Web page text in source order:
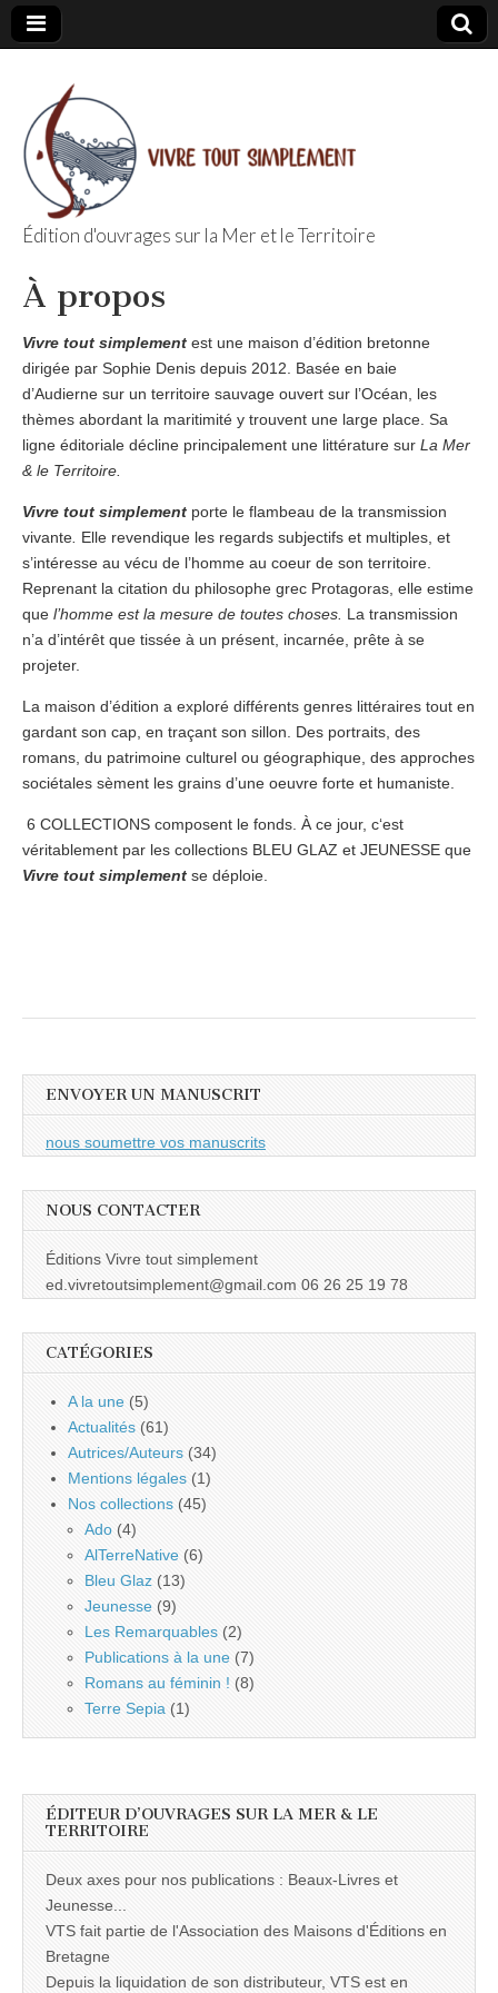
Editions Vivre
Tout
Simplement
Édition d'ouvrages sur la Mer et le Territoire
À propos
Vivre tout simplement est une maison d’édition bretonne
dirigée par Sophie Denis depuis 2012. Basée en baie
d’Audierne sur un territoire sauvage ouvert sur l’Océan, les
thèmes abordant la maritimité y trouvent une large place. Sa
ligne éditoriale décline principalement une littérature sur La Mer
& le Territoire.
Vivre tout simplement porte le flambeau de la transmission
vivante Elle revendique les regards subjectifs et multiples, et
s’intéresse au vécu de l’homme au coeur de son territoire.
Reprenant la citation du philosophe grec Protagoras, elle estime
que l’homme est la mesure de toutes choses. La transmission
n’a d’intérêt que tissée à un présent, incarnée, prête à se
projeter.
La maison d’édition a exploré différents genres littéraires tout en
gardant son cap, en traçant son sillon. Des portraits, des
romans, du patrimoine culturel ou géographique, des approches
sociétales sèment les grains d’une oeuvre forte et humaniste.
6 COLLECTIONS composent le fonds. À ce jour, c‘est
véritablement par les collections BLEU GLAZ et JEUNESSE que
Vivre tout simplement se déploie.
ENVOYER UN MANUSCRIT
nous soumettre vos manuscrits
NOUS CONTACTER
Éditions Vivre tout simplement
ed.vivretoutsimplement@gmail.com 06 26 25 19 78
CATÉGORIES
A la une (5)
Actualités (61)
Autrices/Auteurs (34)
Mentions légales (1)
Nos collections (45)
Ado (4)
AlTerreNative (6)
Bleu Glaz (13)
Jeunesse (9)
Les Remarquables (2)
Publications à la une (7)
Romans au féminin ! (8)
Terre Sepia (1)
ÉDITEUR D’OUVRAGES SUR LA MER & LE
TERRITOIRE
Deux axes pour nos publications : Beaux-Livres et
Jeunesse...
VTS fait partie de l'Association des Maisons d'Éditions en
Bretagne
Depuis la liquidation de son distributeur, VTS est en